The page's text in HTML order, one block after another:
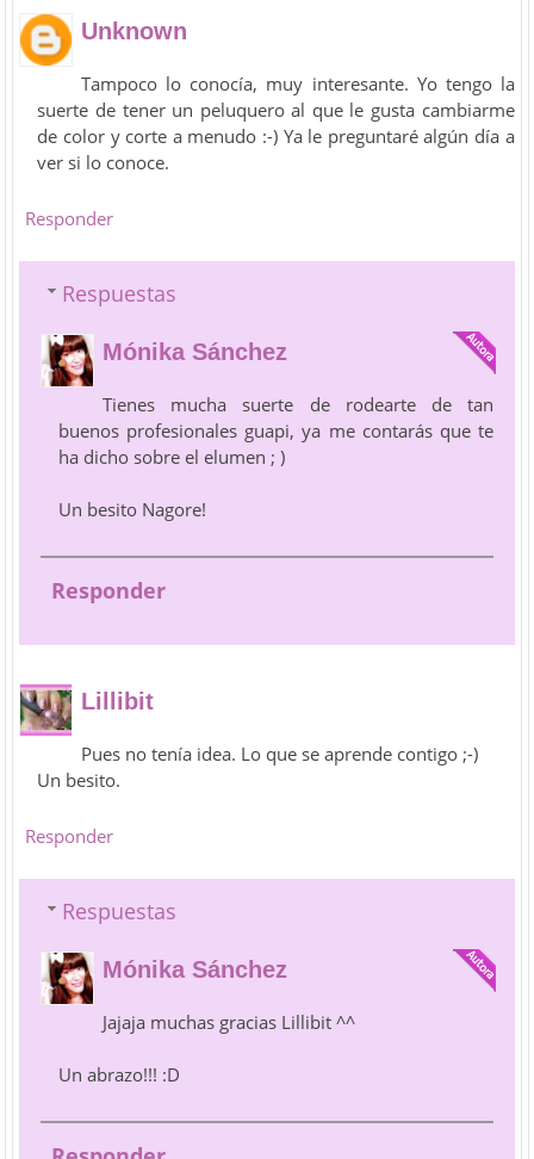
Unknown
Tampoco lo conocía, muy interesante. Yo tengo la
suerte de tener un peluquero al que le gusta cambiarme
de color y corte a menudo :-) Ya le preguntaré algún día a
ver si lo conoce.
Responder
Respuestas
Mónika Sánchez
Tienes mucha suerte de rodearte de tan
buenos profesionales guapi, ya me contarás que te
ha dicho sobre el elumen ; )
Un besito Nagore!
Responder
Lillibit
Pues no tenía idea. Lo que se aprende contigo ;-)
Un besito.
Responder
Respuestas
Mónika Sánchez
Jajaja muchas gracias Lillibit ^^
Un abrazo!!! :D